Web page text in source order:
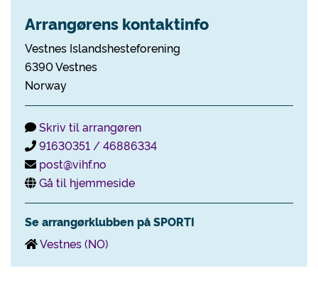
Arrangørens kontaktinfo
Vestnes Islandshesteforening
6390 Vestnes
Norway
Skriv til arrangøren
91630351 / 46886334
post@vihf.no
Gå til hjemmeside
Se arrangørklubben på SPORTI
Vestnes (NO)